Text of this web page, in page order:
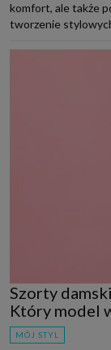
komfort, ale także
tworzenie
Szorty
Który model
MÓJ STYL